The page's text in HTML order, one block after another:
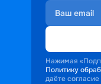
Нажимая
Политику
даёте